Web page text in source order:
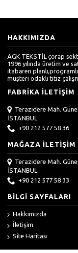
HAKKIMIZDA
AGK TEKSTİL çorap
1996 yılında üretim ve
itabaren
müşteri odaklı titiz
FABRIKA İLETIŞIM
Terazidere Mah.
İSTANBUL
+90 212 577 58 36
MAĞAZA İLETIŞIM
Terazidere Mah.
İSTANBUL
+90 212 577 58 33
BILGI SAYFALARI
Hakkımızda
İletişim
Site Haritası